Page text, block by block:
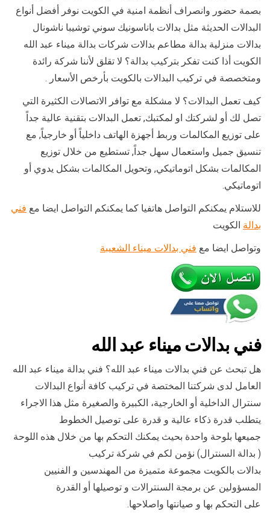
بصمة حضور وانصراف أنظمة امنية في الكويت نوفر أفضل أنواع
البدالات الحديثة مثل بدالات باناسونيك سوني توشيبا ناشونال
بدالات منزلية بدالة مطاعم بدالات شركات بدالة ميناء عبد الله
الكويت أذا كنت تفكر بتركيب بدالة؟ لا تقلق لأننا شركة رائدة
ومتخصصة في تركيب البدالات بالكويت بأرخص الأسعار .
كيف تعمل البدالات؟ لا مشكلة مع توافر الاتصالات الكثيرة التي
تصل لك أو لشركتك او لمكتبك, تعمل البدالات بتقنية عالية جداً
على توزيع المكالمات وربط أجهزة الهاتف داخلياً أو خارجياً, مع
تنسيق جميل واستعمال سهل جداً, تستطيع من خلال توزيع
المكالمات بشكل اتوماتيكي, وتحويل المكالمات بشكل يدوي أو
اتوماتيكي.
للاستلام يمكنكم التواصل هاتفيا كما يمكنكم التواصل ايضا مع فني
بدالة الكويت
وتواصل ايضا مع فني بدالات ميناء الشعيبة
فني بدالات ميناء عبد الله
هل تبحث عن فني بدالات ميناء عبد الله؟ فني بدالة ميناء عبد الله
العامل لدى شركتنا المختصة في تركيب كافة أنواع البدالات
سنترال الداخلية أو الخارجية، الكبيرة والصغيرة مثل هذا الاجراء
يتطلب قدرة ذكاء عالية و قدرة على توصيل الخطوط
جميعها بلوحة واحدة بحيث يمكنك التحكم بها من خلال هذه اللوحة
( بدالة السنترال) نؤمن لكم في شركة تركيب
بدالات بالكويت مجموعة متميزة من المهندسين و الفنيين
المسؤولين عن برمجة السنترالات و توصيلها أو القدرة
على التحكم بها و صيانتها واصلاحها.